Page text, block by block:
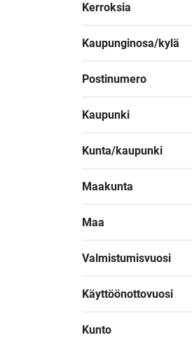
Kerroksia
Kaupunginosa/kylä
Postinumero
Kaupunki
Kunta/kaupunki
Maakunta
Maa
Valmistumisvuosi
Käyttöönottovuosi
Kunto